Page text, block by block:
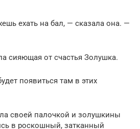
ехать на бал, — сказала она. —
сияющая от счастья Золушка.
появиться там в этих
своей палочкой и золушкины
в роскошный, затканный